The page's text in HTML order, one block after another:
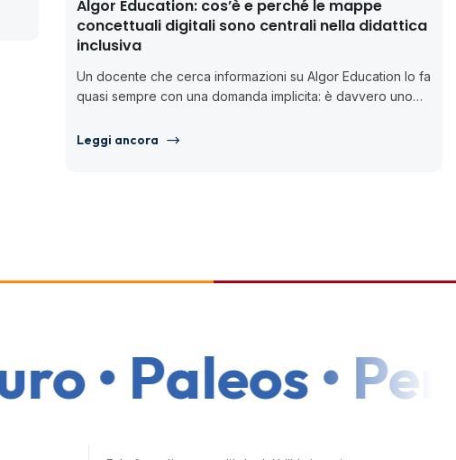
Algor Education: cos’è e perché le mappe
concettuali digitali sono centrali nella didattica
inclusiva
Un docente che cerca informazioni su Algor Education lo fa
quasi sempre con una domanda implicita: è davvero uno
Leggi ancora
Paleos • Per